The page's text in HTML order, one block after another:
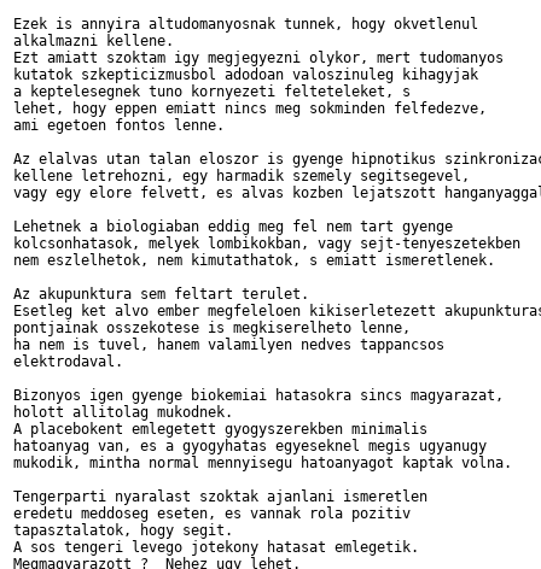
Ezek is annyira altudomanyosnak tunnek, hogy okvetlenul
alkalmazni kellene.
Ezt amiatt szoktam igy megjegyezni olykor, mert tudomanyos
kutatok szkepticizmusbol adodoan valoszinuleg kihagyjak
a keptelesegnek tuno kornyezeti felteteleket, s
lehet, hogy eppen emiatt nincs meg sokminden felfedezve,
ami egetoen fontos lenne.
Az elalvas utan talan eloszor is gyenge hipnotikus
kellene letrehozni, egy harmadik szemely segitsegevel,
vagy egy elore felvett, es alvas kozben lejatszott
Lehetnek a biologiaban eddig meg fel nem tart gyenge
kolcsonhatasok, melyek lombikokban, vagy sejt-tenyeszetekben
nem eszlelhetok, nem kimutathatok, s emiatt ismeretlenek.
Az akupunktura sem feltart terulet.
Esetleg ket alvo ember megfeleloen kikiserletezett
pontjainak osszekotese is megkiserelheto lenne,
ha nem is tuvel, hanem valamilyen nedves tappancsos
elektrodaval.
Bizonyos igen gyenge biokemiai hatasokra sincs magyarazat,
holott allitolag mukodnek.
A placebokent emlegetett gyogyszerekben minimalis
hatoanyag van, es a gyogyhatas egyeseknel megis ugyanugy
mukodik, mintha normal mennyisegu hatoanyagot kaptak volna.
Tengerparti nyaralast szoktak ajanlani ismeretlen
eredetu meddoseg eseten, es vannak rola pozitiv
tapasztalatok, hogy segit.
A sos tengeri levego jotekony hatasat emlegetik.
Megmagyarazott ?  Nehez ugy lehet.